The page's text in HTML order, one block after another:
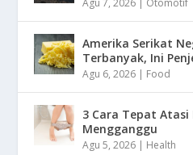
Agu 7, 2026 | Otomotif
Amerika Serikat
Terbanyak, Ini
Agu 6, 2026 | Food
3 Cara Tepat
Mengganggu
Agu 5, 2026 | Health